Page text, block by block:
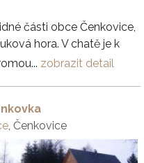
části obce Čenkovice,
hora. V chatě je k
zobrazit detail
, Čenkovice